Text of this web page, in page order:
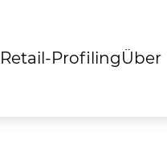
Retail-ProfilingÜber